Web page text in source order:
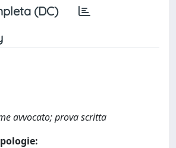
(DC)
avvocato; prova scritta